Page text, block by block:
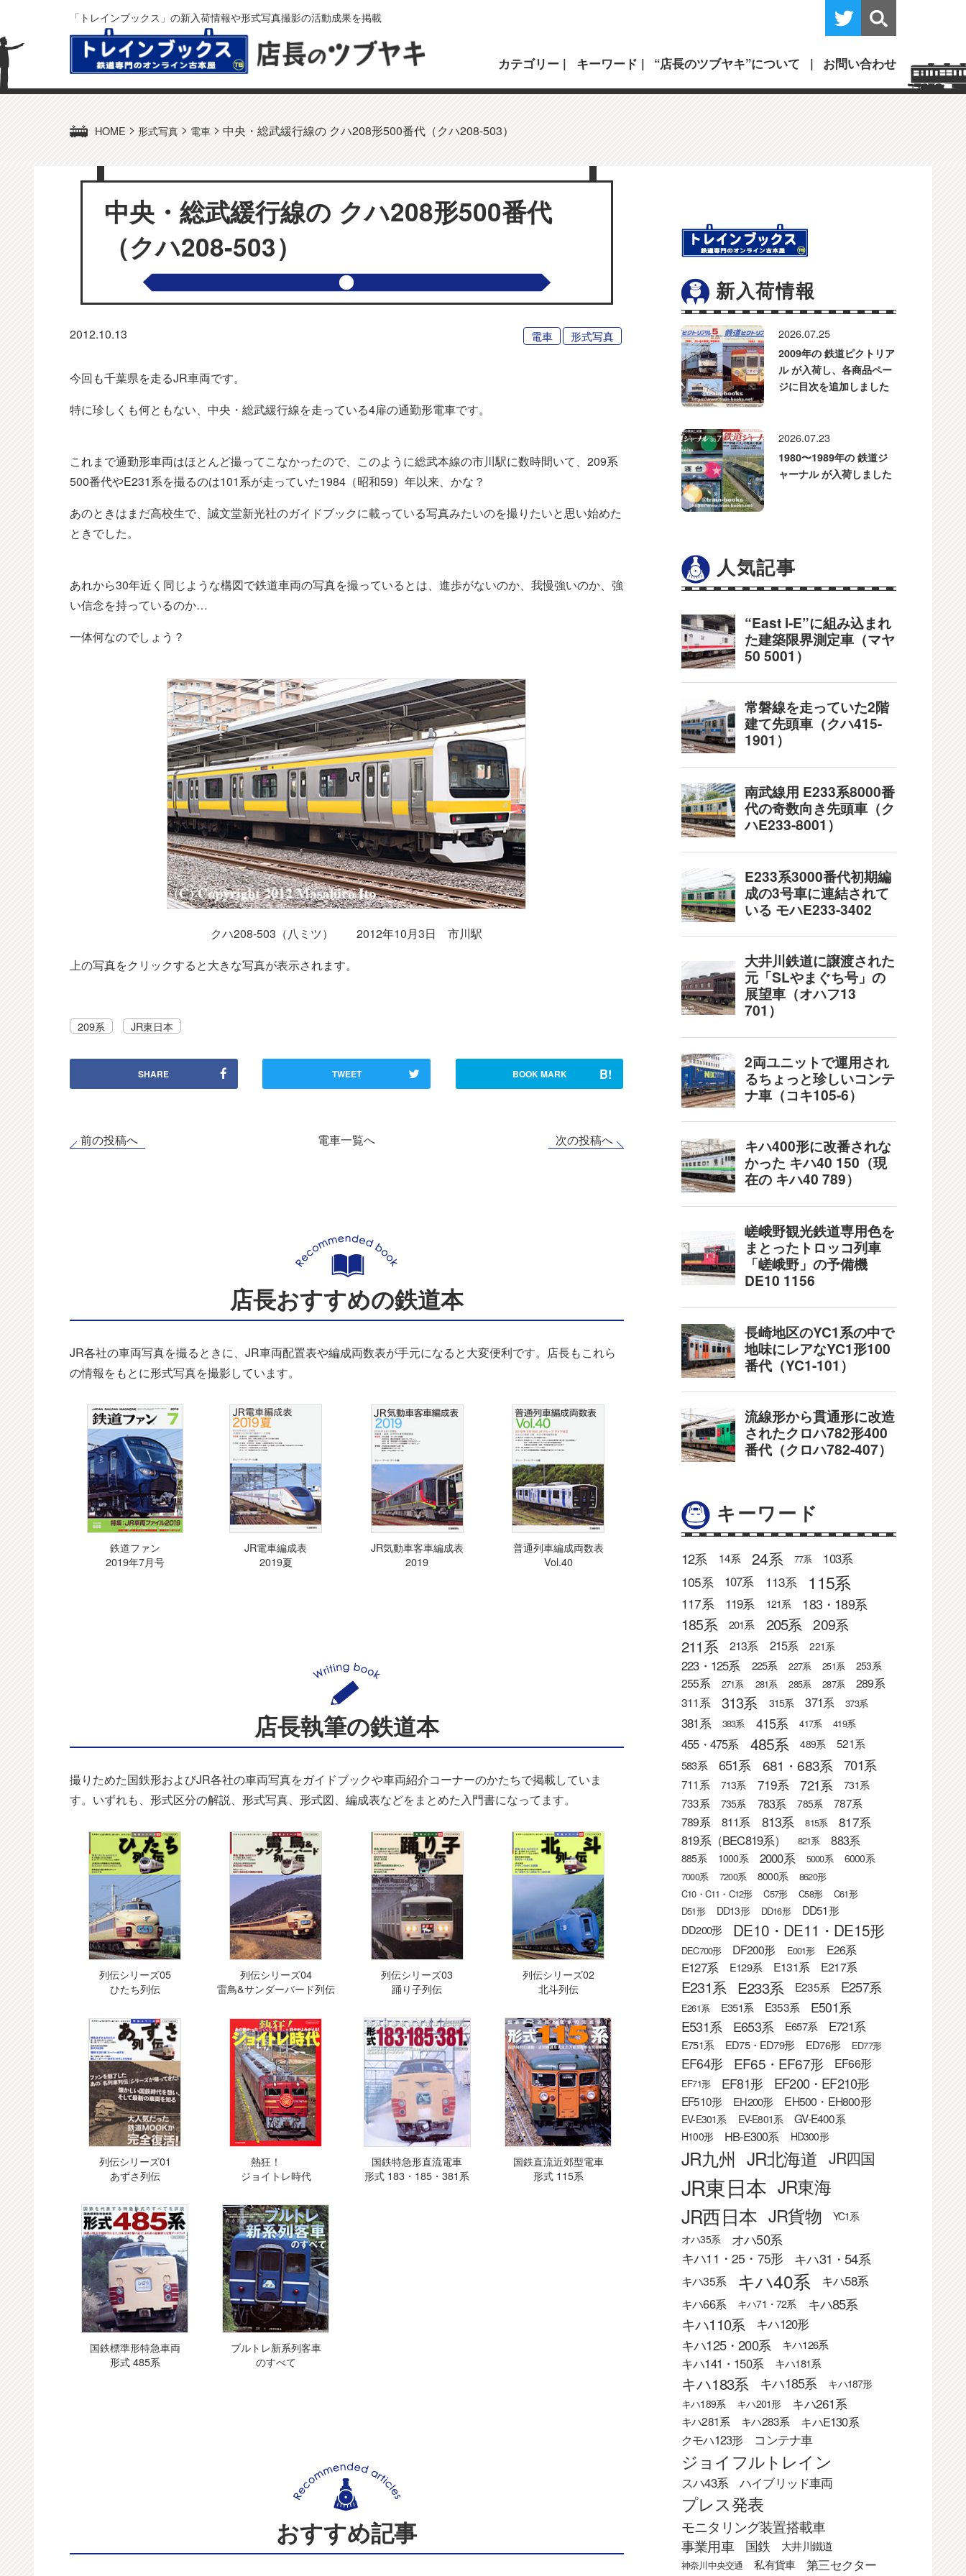
「トレインブックス」の新入荷情報や形式写真撮影の活動成果を掲載
カテゴリー キーワード “店長のツブヤキ”について お問い合わせ
HOME > 形式写真 > 電車 > 中央・総武緩行線の クハ208形500番代（クハ208-503）
中央・総武緩行線の クハ208形500番代
（クハ208-503）
2012.10.13 電車 形式写真
今回も千葉県を走るJR車両です。
特に珍しくも何ともない、中央・総武緩行線を走っている4扉の通勤形電車です。
これまで通勤形車両はほとんど撮ってこなかったので、このように総武本線の市川駅に数時間いて、209系
500番代やE231系を撮るのは101系が走っていた1984（昭和59）年以来、かな？
あのときはまだ高校生で、誠文堂新光社のガイドブックに載っている写真みたいのを撮りたいと思い始めた
ときでした。
あれから30年近く同じような構図で鉄道車両の写真を撮っているとは、進歩がないのか、我慢強いのか、強
い信念を持っているのか…
一体何なのでしょう？
クハ208-503（八ミツ） 2012年10月3日 市川駅
上の写真をクリックすると大きな写真が表示されます。
209系 JR東日本
SHARE TWEET BOOK MARK B!
前の投稿へ 電車一覧へ 次の投稿へ
店長おすすめの鉄道本
JR各社の車両写真を撮るときに、JR車両配置表や編成両数表が手元になると大変便利です。店長もこれら
の情報をもとに形式写真を撮影しています。
鉄道ファン
2019年7月号
JR電車編成表
2019夏
JR気動車客車編成表
2019
普通列車編成両数表
Vol.40
店長執筆の鉄道本
撮りためた国鉄形およびJR各社の車両写真をガイドブックや車両紹介コーナーのかたちで掲載していま
す。いずれも、形式区分の解説、形式写真、形式図、編成表などをまとめた入門書になってます。
列伝シリーズ05
ひたち列伝
列伝シリーズ04
雷鳥&サンダーバード列伝
列伝シリーズ03
踊り子列伝
列伝シリーズ02
北斗列伝
列伝シリーズ01
あずさ列伝
熱狂！
ジョイトレ時代
国鉄特急形直流電車
形式 183・185・381系
国鉄直流近郊型電車
形式 115系
国鉄標準形特急車両
形式 485系
ブルトレ新系列客車
のすべて
おすすめ記事
新入荷情報
2026.07.25
2009年の 鉄道ピクトリア
ル が入荷し、各商品ペー
ジに目次を追加しました
2026.07.23
1980〜1989年の 鉄道ジ
ャーナル が入荷しました
人気記事
キーワード
12系 14系 24系 77系 103系
105系 107系 113系 115系
117系 119系 121系 183・189系
185系 201系 205系 209系
211系 213系 215系 221系
223・125系 225系 227系 251系 253系
255系 271系 281系 285系 287系
289系
311系
313系 315系 371系 373系
381系 383系 415系 417系 419系
455・475系 485系 489系 521系
583系 651系 681・683系 701系
711系 713系 719系 721系 731系
733系 735系 783系 785系 787系
789系 811系 813系 815系 817系
819系（BEC819系） 821系 883系
885系 1000系 2000系 5000系 6000系
7000系 7200系 8000系
8620形
C10・C11・C12形
C57形 C58形
C61形
D51形
DD13形 DD16形 DD51形
DD200形 DE10・DE11・DE15形
DEC700形 DF200形 E001形 E26系
E127系 E129系 E131系 E217系
E231系 E233系 E235系 E257系
E261系 E351系 E353系 E501系
E531系 E653系 E657系 E721系
E751系 ED75・ED79形 ED76形 ED77形
EF64形 EF65・EF67形 EF66形
EF71形 EF81形 EF200・EF210形
EF510形 EH200形 EH500・EH800形
EV-E301系 EV-E801系 GV-E400系
H100形 HB-E300系 HD300形
JR九州 JR北海道 JR四国
JR東日本 JR東海
JR西日本 JR貨物
YC1系
オハ35系
オハ50系
キハ11・25・75形 キハ31・54系
キハ35系 キハ40系
キハ58系
キハ66系
キハ71・72系 キハ85系
キハ110系 キハ120形
キハ125・200系 キハ126系
キハ141・150系 キハ181系
キハ183系 キハ185系
キハ187形
キハ189系
キハ201形 キハ261系
キハ281系 キハ283系
キハE130系
クモハ123形
コンテナ車
ジョイフルトレイン
スハ43系 ハイブリッド車両
プレス発表
モニタリング装置搭載車
事業用車 国鉄 大井川鐵道
神奈川中央交通 私有貨車
第三セクター